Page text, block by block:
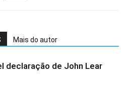
Mais do autor
declaração de John Lear